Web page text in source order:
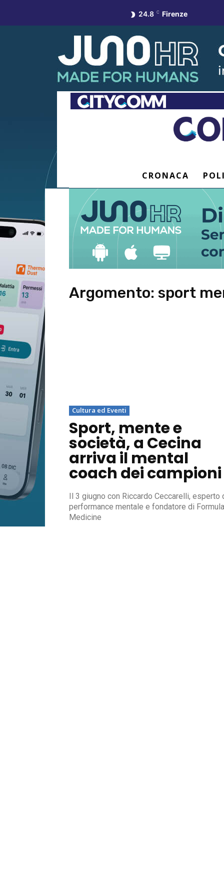
24.8 C Firenze
CRONACA
Argomento: sport
Cultura ed Eventi
Sport, mente e
società, a Cecina
arriva il mental
coach dei campioni
Il 3 giugno con Riccardo Ceccarelli, esperto
performance mentale e fondatore di Formula
Medicine